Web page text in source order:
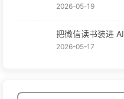
2026-05-19
把微信读书装进
2026-05-17